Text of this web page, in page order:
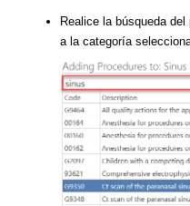
Realice la búsqueda
a la categoría